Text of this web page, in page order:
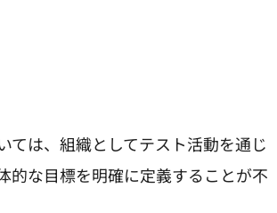
ては、組織としてテスト活動を通じ
的な目標を明確に定義することが不